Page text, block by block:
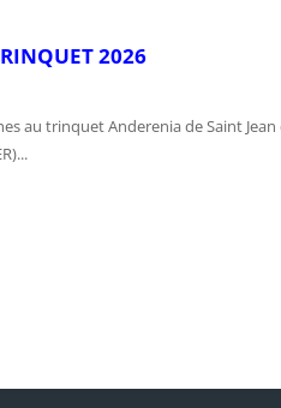
2026
au trinquet Anderenia de Saint Jean